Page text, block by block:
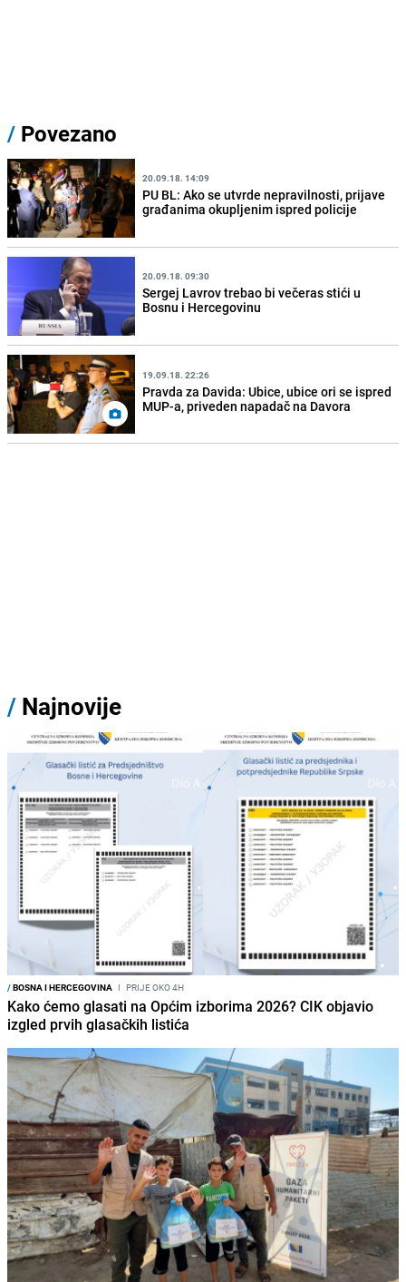
/ Povezano
20.09.18. 14:09
PU BL: Ako se utvrde nepravilnosti, prijave
građanima okupljenim ispred policije
20.09.18. 09:30
Sergej Lavrov trebao bi večeras stići u
Bosnu i Hercegovinu
19.09.18. 22:26
Pravda za Davida: Ubice, ubice ori se ispred
MUP-a, priveden napadač na Davora
/ Najnovije
/BOSNA I HERCEGOVINA I PRIJE OKO 4H
Kako ćemo glasati na Općim izborima 2026? CIK objavio
izgled prvih glasačkih listića